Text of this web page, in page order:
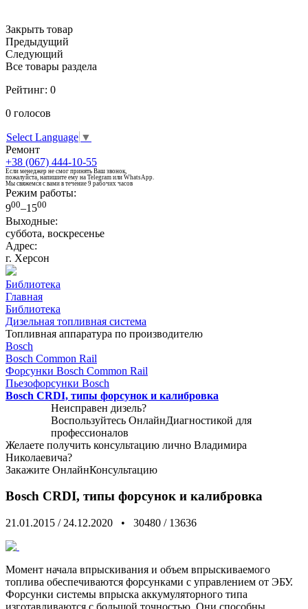
Закрыть товар
Предыдущий
Следующий
Все товары раздела
Рейтинг: 0
0 голосов
Select Language ▼
Ремонт
+38 (067) 444-10-55
Если менеджер не смог принять Ваш звонок,
пожалуйста, напишите ему на Telegram или WhatsApp.
Мы свяжемся с вами в течение 9 рабочих часов
Режим работы:
900–1500
Выходные:
суббота, воскресенье
Адрес:
г. Херсон
Библиотека
Главная
Библиотека
Дизельная топливная система
Топливная аппаратура по производителю
Bosch
Bosch Common Rail
Форсунки Bosch Common Rail
Пьезофорсунки Bosch
Bosch CRDI, типы форсунок и калибровка
Неисправен дизель?
Воспользуйтесь ОнлайнДиагностикой для
профессионалов
Желаете получить консультацию лично Владимира
Николаевича?
Закажите ОнлайнКонсультацию
Bosch CRDI, типы форсунок и калибровка
21.01.2015 / 24.12.2020 • 30480 / 13636
Момент начала впрыскивания и объем впрыскиваемого
топлива обеспечиваются форсунками с управлением от ЭБУ.
Форсунки системы впрыска аккумуляторного типа
изготавливаются с большой точностью. Они способны